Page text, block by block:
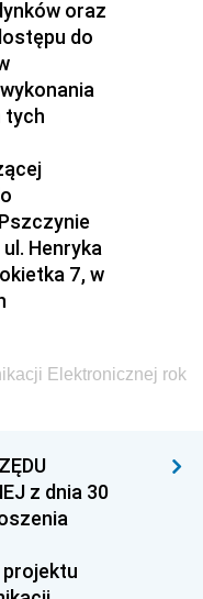
199
197-198
196
195
191-193
190
183-184
181
179-180
177-178
176
oraz
do
tych
Henryka
7, w
Elektronicznej rok
z dnia 30